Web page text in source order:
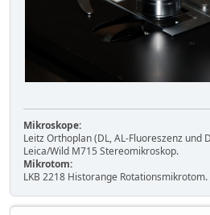
Mikroskope:
Leitz Orthoplan (DL, AL-Fluoreszenz und
Leica/Wild M715 Stereomikroskop.
Mikrotom:
LKB 2218 Historange Rotationsmikrotom.